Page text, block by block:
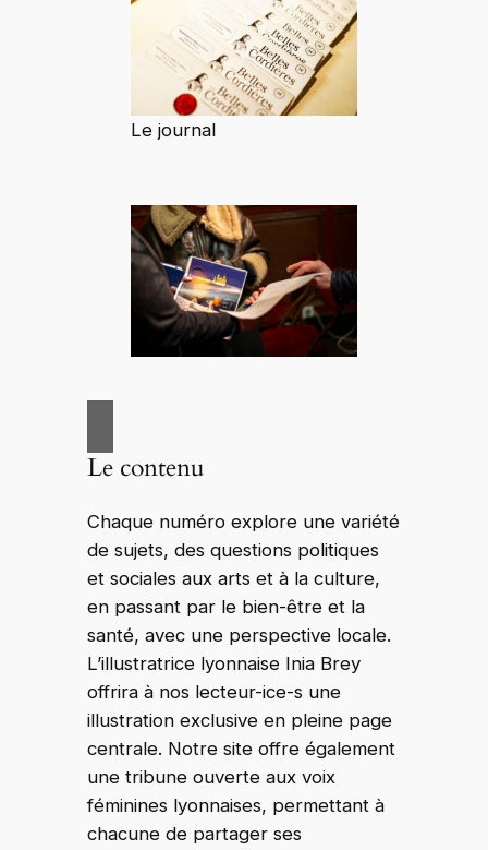
Le journal
Le contenu
Chaque numéro explore une variété
de sujets, des questions politiques
et sociales aux arts et à la culture,
en passant par le bien-être et la
santé, avec une perspective locale.
L’illustratrice lyonnaise Inia Brey
offrira à nos lecteur-ice-s une
illustration exclusive en pleine page
centrale. Notre site offre également
une tribune ouverte aux voix
féminines lyonnaises, permettant à
chacune de partager ses